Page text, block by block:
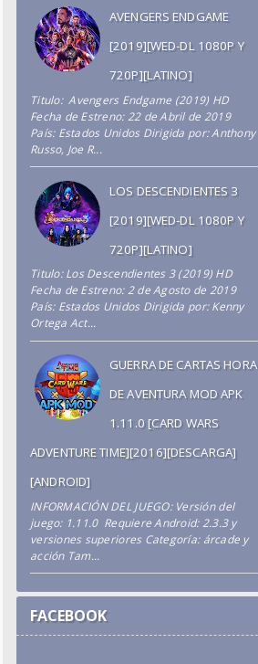
AVENGERS ENDGAME
[2019][WED-DL 1080P Y
720P][LATINO]
Titulo: Avengers Endgame (2019) HD
Fecha de Estreno: 22 de Abril de 2019
País: Estados Unidos Dirigida por: Anthony
Russo, Joe R...
LOS DESCENDIENTES 3
[2019][WED-DL 1080P Y
720P][LATINO]
Titulo: Los Descendientes 3 (2019) HD
Fecha de Estreno: 2 de Agosto de 2019
País: Estados Unidos Dirigida por: Kenny
Ortega Act...
GUERRA DE CARTAS HORA
DE AVENTURA MOD APK
1.11.0 [CARD WARS
ADVENTURE TIME][2016][DESCARGA]
[ANDROID]
INFORMACIÓN DEL JUEGO: Versión del
juego: 1.11.0 Requiere Android: 2.3.3 y
versiones superiores Categoría: árcade y
acción Tam...
FACEBOOK